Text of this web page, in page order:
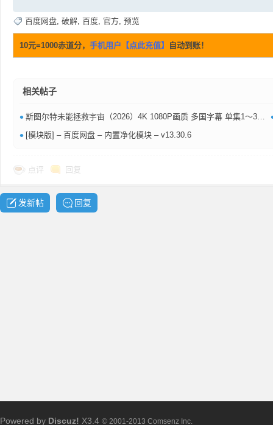
百度网盘, 破解, 百度, 官方, 预览
10元=1000赤道分， 手机用户【点此充值】 自动到账！
相关帖子
• 斯图尔特未能拯救宇宙（2026）4K 1080P画质 多国字幕 单集1～3GB 夸克百度网盘资源
• [模块版] – 百度网盘 – 内置净化模块 – v13.30.6
点评 回复
发新帖 回复
Powered by Discuz! X3.4 © 2001-2013 Comsenz Inc.